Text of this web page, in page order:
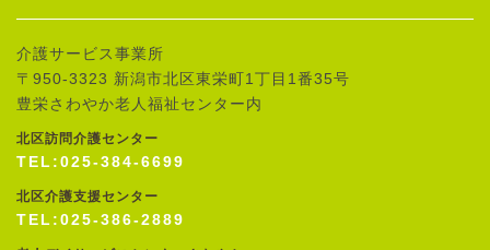
介護サービス事業所
〒950-3323 新潟市北区東栄町1丁目1番35号
豊栄さわやか老人福祉センター内
北区訪問介護センター
TEL:025-384-6699
北区介護支援センター
TEL:025-386-2889